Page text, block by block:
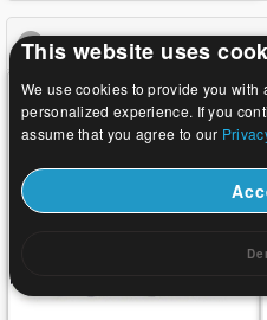
Gemstone smycken
This website uses
We use cookies to provide you with
personalized experience. If you
assume that you agree to our